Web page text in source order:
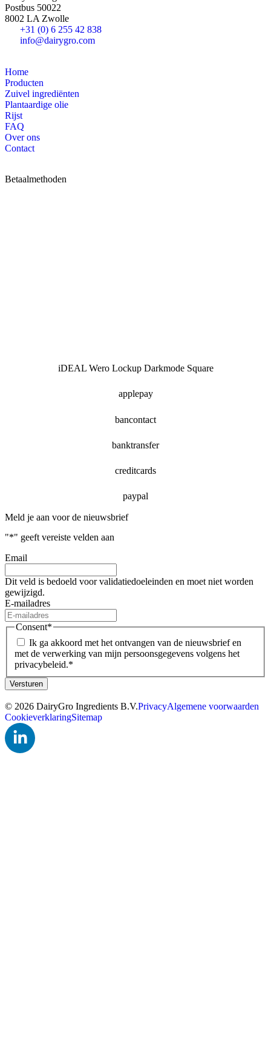
Postbus 50022
8002 LA Zwolle
+31 (0) 6 255 42 838
info@dairygro.com
Home
Producten
Zuivel ingrediënten
Plantaardige olie
Rijst
FAQ
Over ons
Contact
Betaalmethoden
iDEAL Wero Lockup Darkmode Square
applepay
bancontact
banktransfer
creditcards
paypal
Meld je aan voor de nieuwsbrief
"*" geeft vereiste velden aan
Email
Dit veld is bedoeld voor validatiedoeleinden en moet niet worden
gewijzigd.
E-mailadres
Consent*
Ik ga akkoord met het ontvangen van de nieuwsbrief en
met de verwerking van mijn persoonsgegevens volgens het
privacybeleid.*
Versturen
© 2026 DairyGro Ingredients B.V.PrivacyAlgemene voorwaarden
CookieverklaringSitemap